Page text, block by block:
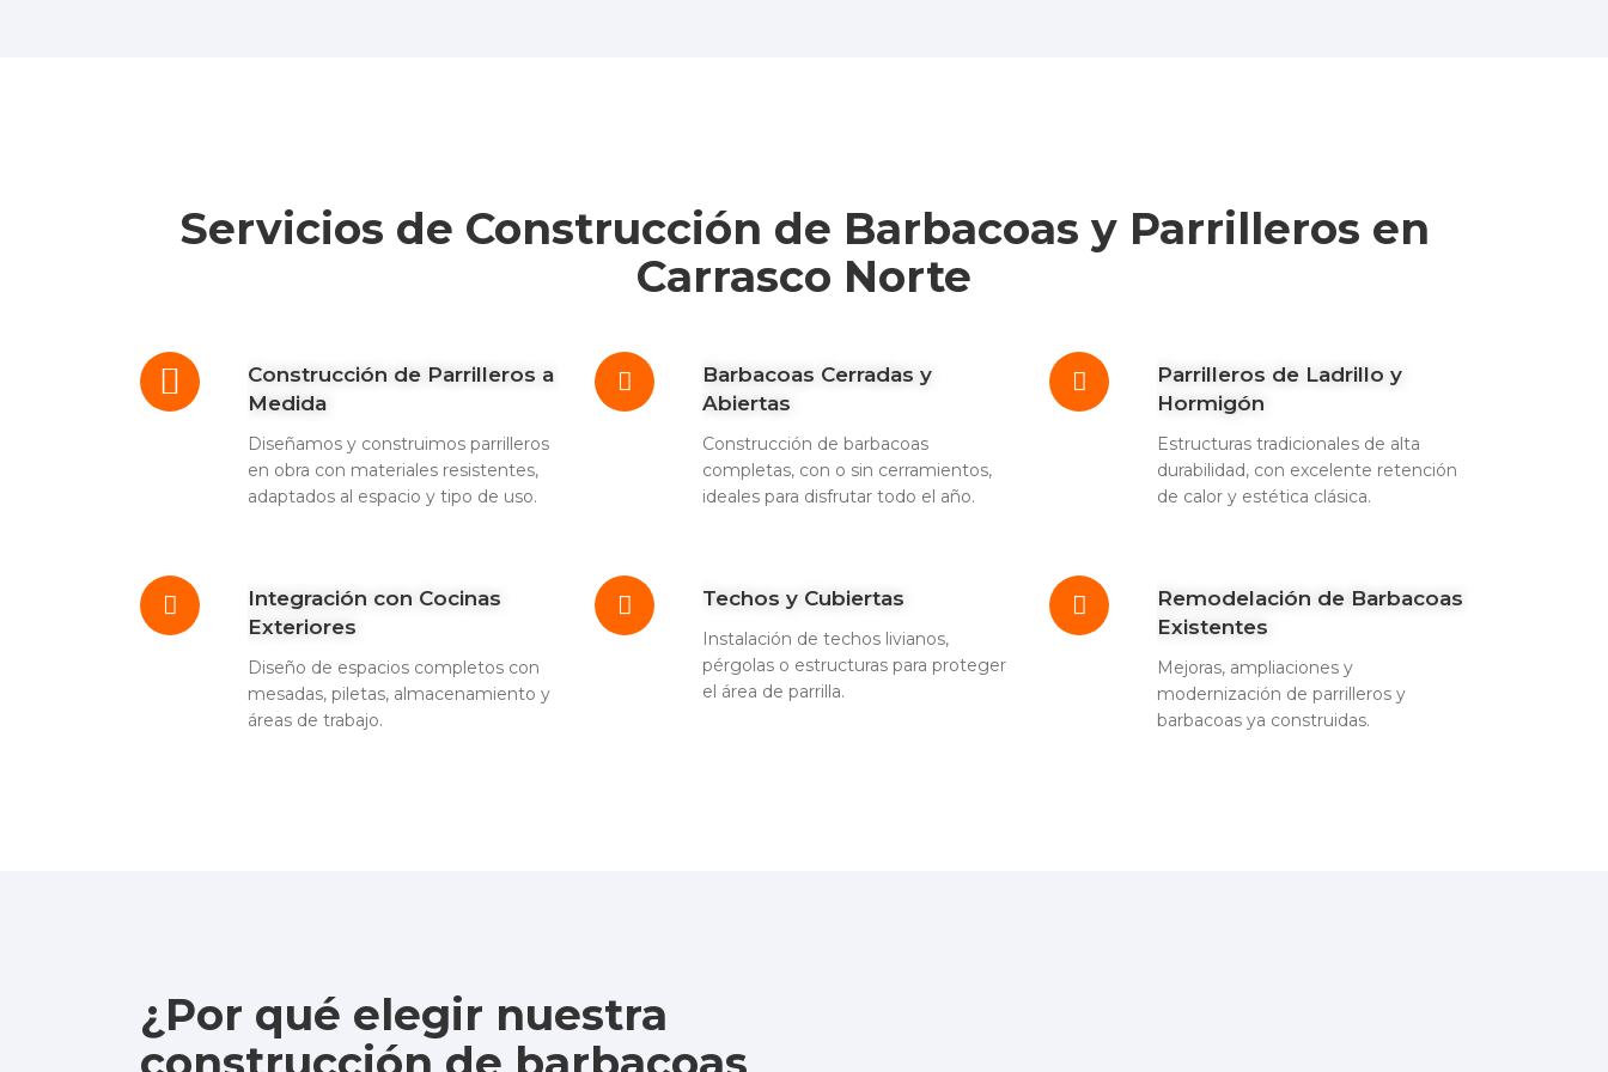
Servicios de Construcción de Barbacoas y Parrilleros en
Carrasco Norte
Construcción de Parrilleros a
Medida
Diseñamos y construimos parrilleros
en obra con materiales resistentes,
adaptados al espacio y tipo de uso.
Barbacoas Cerradas y
Abiertas
Construcción de barbacoas
completas, con o sin cerramientos,
ideales para disfrutar todo el año.
Parrilleros de Ladrillo y
Hormigón
Estructuras tradicionales de alta
durabilidad, con excelente retención
de calor y estética clásica.
Integración con Cocinas
Exteriores
Diseño de espacios completos con
mesadas, piletas, almacenamiento y
áreas de trabajo.
Techos y Cubiertas
Instalación de techos livianos,
pérgolas o estructuras para proteger
el área de parrilla.
Remodelación de Barbacoas
Existentes
Mejoras, ampliaciones y
modernización de parrilleros y
barbacoas ya construidas.
¿Por qué elegir nuestra